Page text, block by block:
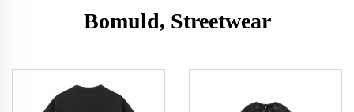
Bomuld, Streetwear